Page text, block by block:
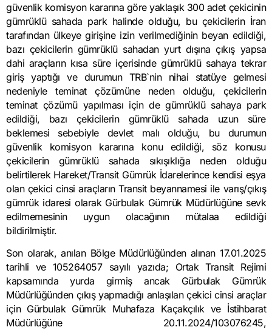
güvenlik komisyon kararına göre yaklaşık 300 adet çekicinin
gümrüklü sahada park halinde olduğu, bu çekicilerin İran
tarafından ülkeye girişine izin verilmediğinin beyan edildiği,
bazı çekicilerin gümrüklü sahadan yurt dışına çıkış yapsa
dahi araçların kısa süre içerisinde gümrüklü sahaya tekrar
giriş yaptığı ve durumun TRB`nin nihai statüye gelmesi
nedeniyle teminat çözümüne neden olduğu, çekicilerin
teminat çözümü yapılması için de gümrüklü sahaya park
edildiği, bazı çekicilerin gümrüklü sahada uzun süre
beklemesi sebebiyle devlet malı olduğu, bu durumun
güvenlik komisyon kararına konu edildiği, söz konusu
çekicilerin gümrüklü sahada sıkışıklığa neden olduğu
belirtilerek Hareket/Transit Gümrük İdarelerince kendisi eşya
olan çekici cinsi araçların Transit beyannamesi ile varış/çıkış
gümrük idaresi olarak Gürbulak Gümrük Müdürlüğüne sevk
edilmemesinin uygun olacağının mütalaa edildiği
bildirilmiştir.
Son olarak, anılan Bölge Müdürlüğünden alınan 17.01.2025
tarihli ve 105264057 sayılı yazıda; Ortak Transit Rejimi
kapsamında yurda girmiş ancak Gürbulak Gümrük
Müdürlüğünden çıkış yapmadığı anlaşılan çekici cinsi araçlar
için Gürbulak Gümrük Muhafaza Kaçakçılık ve İstihbarat
Müdürlüğüne 20.11.2024/103076245,